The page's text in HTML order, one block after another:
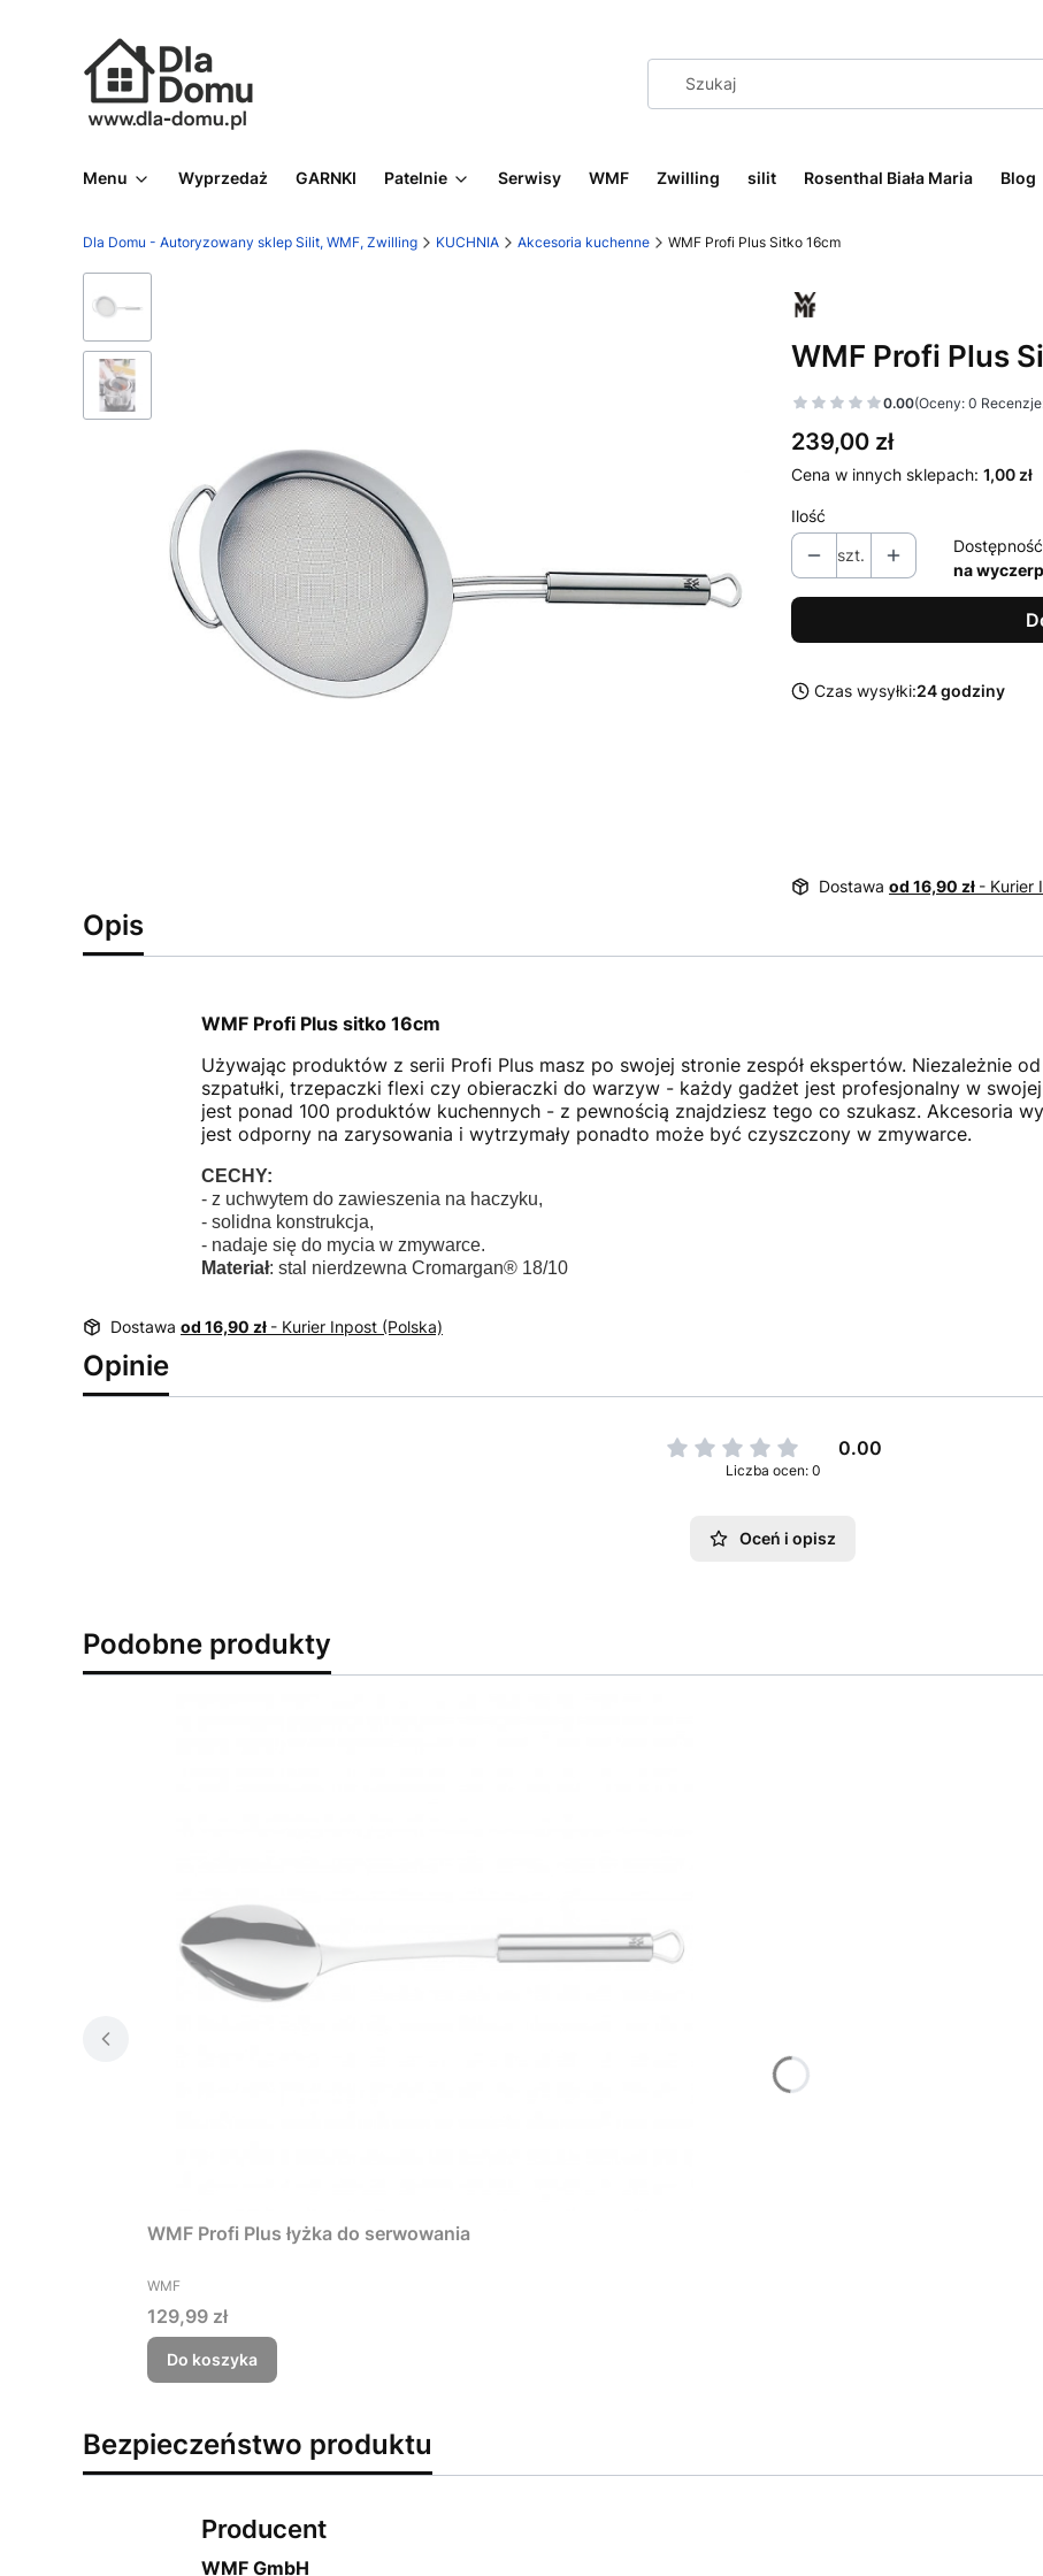
Menu Wyprzedaż GARNKI Patelnie Serwisy WMF Zwilling silit Rosenthal Biała Maria Blog
Dla Domu - Autoryzowany sklep Silit, WMF, Zwilling KUCHNIA Akcesoria kuchenne WMF Profi Plus Sitko 16cm
WMF Profi Plus
0.00(Oceny: 0
Cena
239,00 zł
Cena w innych sklepach: 1,00 zł
Ilość
szt.
na
Czas wysyłki:24 godziny
Dostawa od 16,90 zł - Kurier
Opis
WMF Profi Plus sitko 16cm
Używając produktów z serii Profi Plus masz po swojej stronie zespół ekspertów. Niezależnie
szpatułki, trzepaczki flexi czy obieraczki do warzyw - każdy gadżet jest profesjonalny w
jest ponad 100 produktów kuchennych - z pewnością znajdziesz tego co szukasz. Akcesoria
jest odporny na zarysowania i wytrzymały ponadto może być czyszczony w zmywarce.
CECHY:
- z uchwytem do zawieszenia na haczyku,
- solidna konstrukcja,
- nadaje się do mycia w zmywarce.
Materiał: stal nierdzewna Cromargan® 18/10
Dostawa od 16,90 zł - Kurier Inpost (Polska)
Opinie
0.00
Liczba ocen: 0
Oceń i opisz
Podobne produkty
WMF Profi Plus łyżka do serwowania
PRODUCENT
WMF
Cena
129,99 zł
Do koszyka
Bezpieczeństwo produktu
Producent
WMF GmbH